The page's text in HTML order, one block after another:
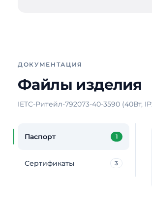
ДОКУМЕНТАЦИЯ
Файлы изделия
IETC-Ритейл-792073-40-3590 (40Вт,
Паспорт 1
Сертификаты 3